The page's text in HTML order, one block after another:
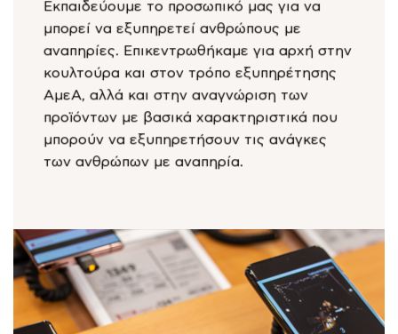
Εκπαιδεύουμε το προσωπικό μας για να
μπορεί να εξυπηρετεί ανθρώπους με
αναπηρίες. Επικεντρωθήκαμε για αρχή στην
κουλτούρα και στον τρόπο εξυπηρέτησης
ΑμεΑ, αλλά και στην αναγνώριση των
προϊόντων με βασικά χαρακτηριστικά που
μπορούν να εξυπηρετήσουν τις ανάγκες
των ανθρώπων με αναπηρία.